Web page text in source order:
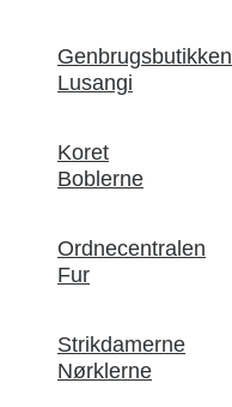
Genbrugsbutikken
Lusangi
Koret
Boblerne
Ordnecentralen
Fur
Strikdamerne
Nørklerne